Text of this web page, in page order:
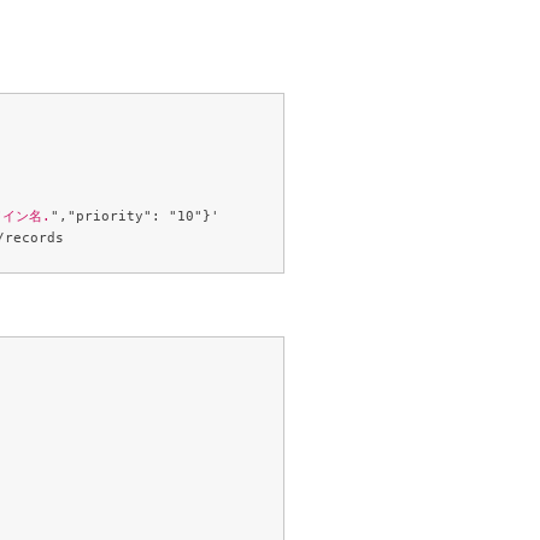
ン名. ","priority": "10"}'